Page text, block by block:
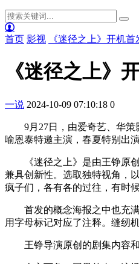
首页 影视 《迷径之上》开机
《迷径之上》
一说 2024-10-09 07:10:18 0
9月27日，由爱奇艺、华策
喻恩泰特邀主演，春夏特别出
《迷径之上》是由王铮原创
兼具创新性。选取独特视角，
疯子们，各有各的过往，有时
首发的概念海报之中也充满
用字母标记对应了注释。缝纫
王铮导演原创的剧集内容和